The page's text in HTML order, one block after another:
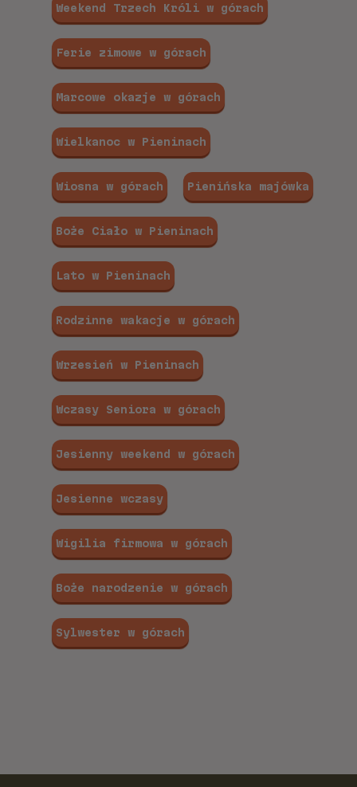
Weekend Trzech Króli w górach
Ferie zimowe w górach
Marcowe okazje w górach
Wielkanoc w Pieninach
Wiosna w górach Pienińska majówka
Boże Ciało w Pieninach
Lato w Pieninach
Rodzinne wakacje w górach
Wrzesień w Pieninach
Wczasy Seniora w górach
Jesienny weekend w górach
Jesienne wczasy
Wigilia firmowa w górach
Boże narodzenie w górach
Sylwester w górach